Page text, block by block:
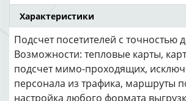
Характеристики
Подсчет посетителей с точностью
Возможности: тепловые карты,
подсчет мимо-проходящих,
персонала из трафика, маршруты
настройка любого формата